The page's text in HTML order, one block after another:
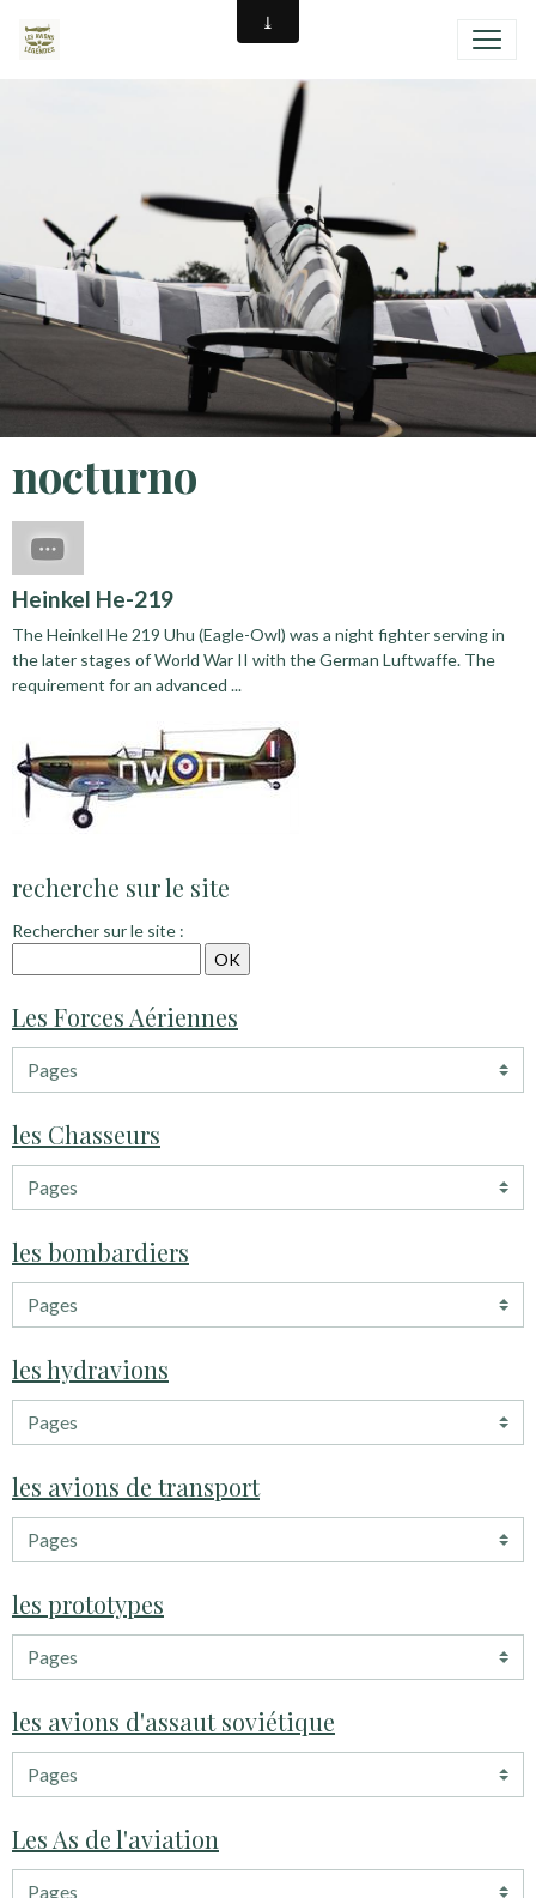
nocturno
Heinkel He-219
The Heinkel He 219 Uhu (Eagle-Owl) was a night fighter serving in
the later stages of World War II with the German Luftwaffe. The
requirement for an advanced ...
recherche sur le site
Rechercher sur le site :
Les Forces Aériennes
les Chasseurs
les bombardiers
les hydravions
les avions de transport
les prototypes
les avions d'assaut soviétique
Les As de l'aviation